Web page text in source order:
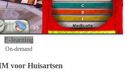
E-learning
On-demand
voor Huisartsen